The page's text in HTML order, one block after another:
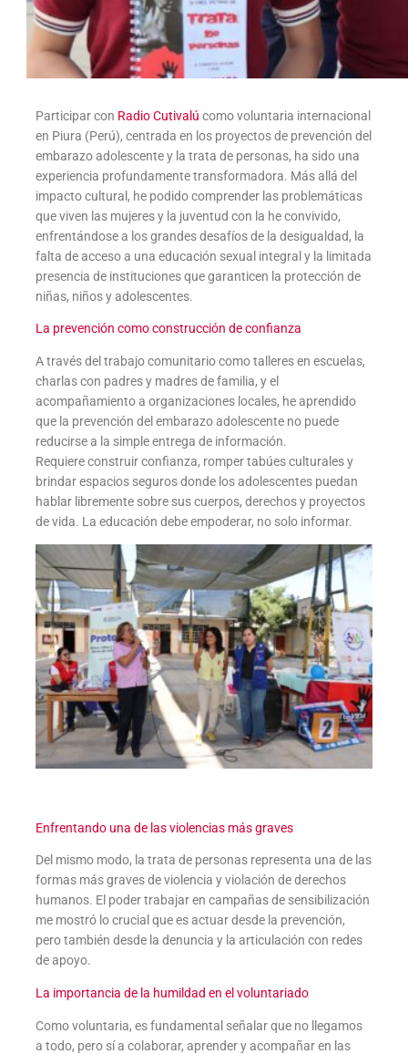
Participar con Radio Cutivalú como voluntaria internacional
en Piura (Perú), centrada en los proyectos de prevención del
embarazo adolescente y la trata de personas, ha sido una
experiencia profundamente transformadora. Más allá del
impacto cultural, he podido comprender las problemáticas
que viven las mujeres y la juventud con la he convivido,
enfrentándose a los grandes desafíos de la desigualdad, la
falta de acceso a una educación sexual integral y la limitada
presencia de instituciones que garanticen la protección de
niñas, niños y adolescentes.
La prevención como construcción de confianza
A través del trabajo comunitario como talleres en escuelas,
charlas con padres y madres de familia, y el
acompañamiento a organizaciones locales, he aprendido
que la prevención del embarazo adolescente no puede
reducirse a la simple entrega de información.
Requiere construir confianza, romper tabúes culturales y
brindar espacios seguros donde los adolescentes puedan
hablar libremente sobre sus cuerpos, derechos y proyectos
de vida. La educación debe empoderar, no solo informar.
Enfrentando una de las violencias más graves
Del mismo modo, la trata de personas representa una de las
formas más graves de violencia y violación de derechos
humanos. El poder trabajar en campañas de sensibilización
me mostró lo crucial que es actuar desde la prevención,
pero también desde la denuncia y la articulación con redes
de apoyo.
La importancia de la humildad en el voluntariado
Como voluntaria, es fundamental señalar que no llegamos
a todo, pero sí a colaborar, aprender y acompañar en las